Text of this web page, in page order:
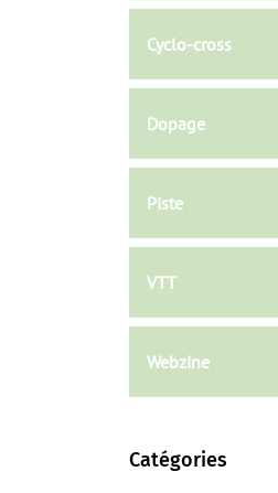
Cyclo-cross
Dopage
Piste
VTT
Webzine
Catégories